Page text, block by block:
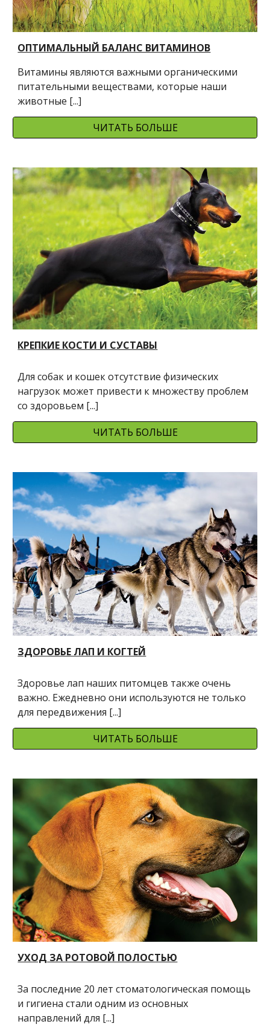
ОПТИМАЛЬНЫЙ БАЛАНС ВИТАМИНОВ
Витамины являются важными органическими
питательными веществами, которые наши
животные [...]
ЧИТАТЬ БОЛЬШЕ
КРЕПКИЕ КОСТИ И СУСТАВЫ
Для собак и кошек отсутствие физических
нагрузок может привести к множеству проблем
со здоровьем [...]
ЧИТАТЬ БОЛЬШЕ
ЗДОРОВЬЕ ЛАП И КОГТЕЙ
Здоровье лап наших питомцев также очень
важно. Ежедневно они используются не только
для передвижения [...]
ЧИТАТЬ БОЛЬШЕ
УХОД ЗА РОТОВОЙ ПОЛОСТЬЮ
За последние 20 лет стоматологическая помощь
и гигиена стали одним из основных
направлений для [...]